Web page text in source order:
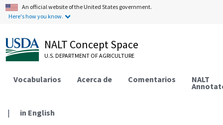
An official website of the United States government.
Here's how you know.
NALT Concept Space
U.S. DEPARTMENT OF AGRICULTURE
Vocabularios Acerca de Comentarios NALT
| in English